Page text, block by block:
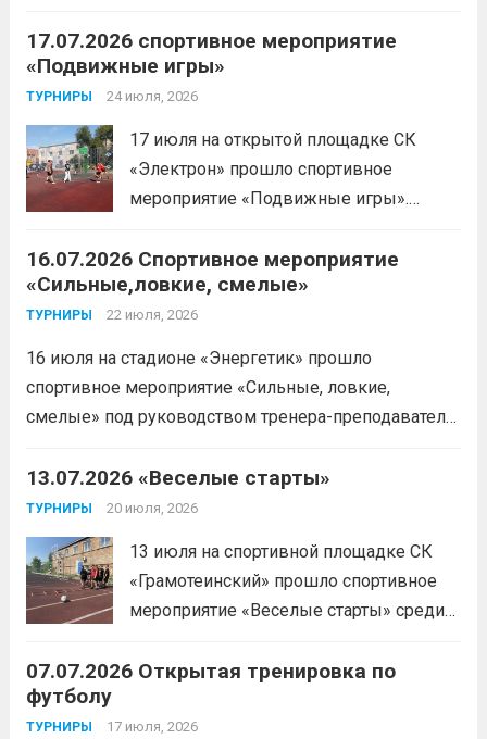
заняла 1 место на дистанции 3000 м. с
результатом 10.01,78. Подготовил
спортсменку тренер-преподаватель
17.07.2026 спортивное мероприятие
«Подвижные игры»
ТУРНИРЫ 24 июля, 2026
17 июля на открытой площадке СК
«Электрон» прошло спортивное
мероприятие «Подвижные игры».
16.07.2026 Спортивное мероприятие
«Сильные,ловкие, смелые»
ТУРНИРЫ 22 июля, 2026
16 июля на стадионе «Энергетик» прошло
спортивное мероприятие «Сильные, ловкие,
смелые» под руководством тренера-преподавателя
Сергеевича. Участники продемонстрировали
скоростные качества, силовую выносливость и
координацию.
13.07.2026 «Веселые старты»
ТУРНИРЫ 20 июля, 2026
13 июля на спортивной площадке СК
«Грамотеинский» прошло спортивное
мероприятие «Веселые старты» среди
шайбой».Несмотря на
мероприятия, главной целью
07.07.2026 Открытая тренировка по
футболу
ТУРНИРЫ 17 июля, 2026